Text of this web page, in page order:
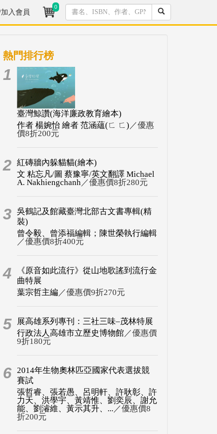
入會員
0
熱門排行榜
1
臺灣鯨讚(海洋廉政教育繪本)
作者 楊婉怡 繪者 范涵蘊(ㄈ ㄈ) ／優惠
價8折200元
2 紅磚牆內躲貓貓(繪本)
文 粘忘凡/圖 蔡豫寧/英文翻譯 Michael
A. Nakhiengchanh／優惠價8折280元
3 吳鶴記及館藏臺灣北部古文書專輯(精
裝)
曾令毅、曾添福編輯；陳世榮執行編輯
／優惠價8折400元
4
《原音如此流行》從山地歌謠到流行金
曲特展
葉宗哲主編 ／優惠價9折270元
5
展高雄系列專刊：三社三味–茂林特展
行政法人高雄市立歷史博物館／優惠價
9折180元
6 2014年生物奧林匹亞國家代表選拔競
賽試
張哲睿、張若愚、呂明軒、許耿彰、許
力天、洪學宇、黃靖惟、劉奕辰、謝允
能、劉濬維、黃示其升、... ／優惠價8
折200元